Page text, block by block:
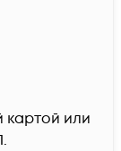
картой или